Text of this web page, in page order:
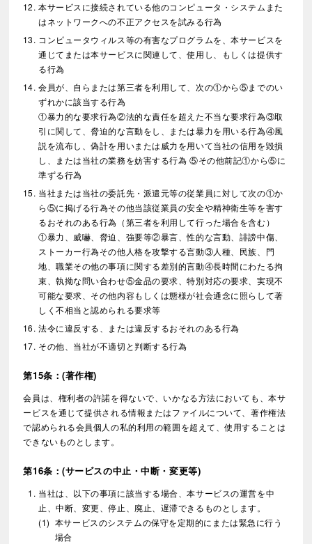
本サービスに接続されている他のコンピュータ・システムまた
はネットワークへの不正アクセスを試みる行為
コンピュータウィルス等の有害なプログラムを、本サービスを
通じてまたは本サービスに関連して、使用し、もしくは提供す
る行為
会員が、自らまたは第三者を利用して、次の①から⑤までのい
ずれかに該当する行為
①暴力的な要求行為②法的な責任を超えた不当な要求行為③取
引に関して、脅迫的な言動をし、または暴力を用いる行為④風
説を流布し、偽計を用いまたは威力を用いて当社の信用を毀損
し、または当社の業務を妨害する行為 ⑤その他前記①から⑤に
準ずる行為
当社または当社の委託先・派遣元等の従業員に対して次の①か
ら⑤に掲げる行為その他当該従業員の安全や精神衛生等を害す
るおそれのある行為（第三者を利用して行った場合を含む）
①暴力、威嚇、脅迫、強要等②暴言、性的な言動、誹謗中傷、
ストーカー行為その他人格を攻撃する言動③人種、民族、門
地、職業その他の事項に関する差別的言動④長時間にわたる拘
束、執拗な問い合わせ⑤金品の要求、特別対応の要求、実現不
可能な要求、その他内容もしくは態様が社会通念に照らして著
しく不相当と認められる要求等
法令に違反する、または違反するおそれのある行為
その他、当社が不適切と判断する行為
第15条：(著作権)
会員は、権利者の許諾を得ないで、いかなる方法においても、本サ
ービスを通じて提供される情報またはファイルについて、著作権法
で認められる会員個人の私的利用の範囲を超えて、使用することは
できないものとします。
第16条：(サービスの中止・中断・変更等)
当社は、以下の事項に該当する場合、本サービスの運営を中
止、中断、変更、停止、廃止、遅滞できるものとします。
本サービスのシステムの保守を定期的にまたは緊急に行う
場合